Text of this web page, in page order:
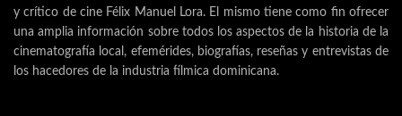
y crítico de cine Félix Manuel Lora. El mismo tiene como fin ofrecer
una amplia información sobre todos los aspectos de la historia de la
cinematografía local, efemérides, biografías, reseñas y entrevistas de
los hacedores de la industria fílmica dominicana.